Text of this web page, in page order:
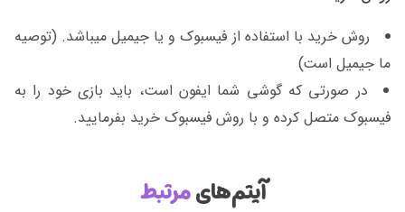
روش خرید با استفاده از فیسبوک و یا جیمیل میباشد. (توصیه
ما جیمیل است)
در صورتی که گوشی شما ایفون است، باید بازی خود را به
فیسبوک متصل کرده و با روش فیسبوک خرید بفرمایید.
آیتم‌هایمرتبط